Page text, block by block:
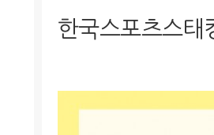
한국스포츠스태